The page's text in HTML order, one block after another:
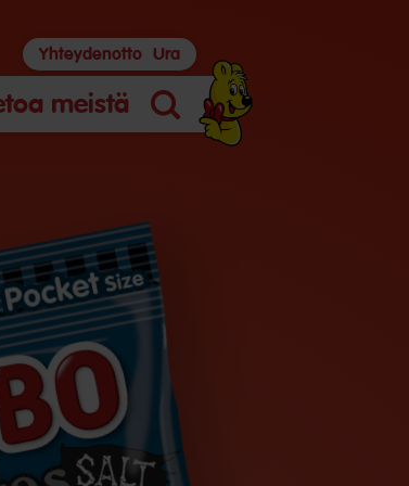
meistä
Haku
Yhteydenotto Ura